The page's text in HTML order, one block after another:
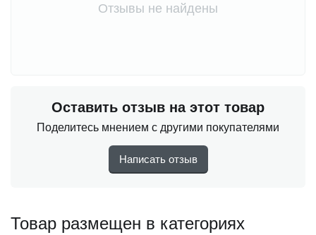
Отзывы не найдены
Оставить отзыв на этот товар
Поделитесь мнением с другими покупателями
Написать отзыв
Товар размещен в категориях